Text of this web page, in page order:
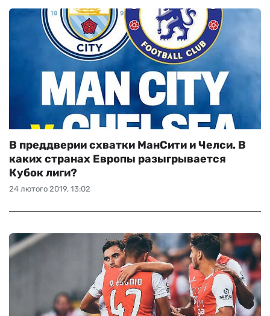
24 лютого 2019, 13:02
В преддверии схватки МанСити и Челси. В
каких странах Европы разыгрывается
Кубок лиги?